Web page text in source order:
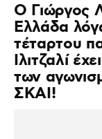
Ο Γιώργος
Ελλάδα
τέταρτου
Ιλιτζαλί
των
ΣΚΑΙ!